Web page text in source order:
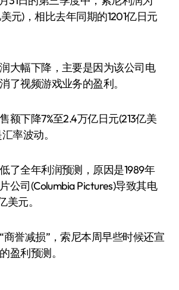
美元)，相比去年同期的1201亿日元
大幅下降，主要是因为该公司电
了视频游戏业务的盈利。
额下降7%至2.4万亿日元(213亿美
率波动。
了全年利润预测，原因是1989年
公司(Columbia Pictures)导致其电
美元。
商誉减损”，索尼本周早些时候还宣
盈利预测。